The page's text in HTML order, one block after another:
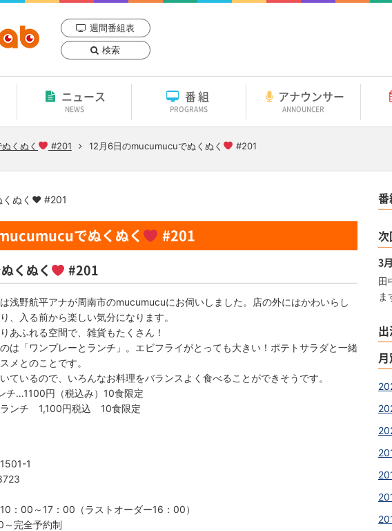
週間番組表
検索
ニュース
NEWS
番組
PROGRAMS
アナウンサー
ANNOUNCER
くぬく #201 12月6日のmucumucuでぬくぬく #201
でぬくぬく #201
くぬく #201
浅野航平アナが周南市のmucumucuにお伺いしました。店の外にはかわいらし
、入る前から楽しい気分になります。
あふれる空間で、雑貨もたくさん！
は「ワンプレーとランチ」。エビフライがとっても大きい！ポテトサラダと一緒
メとのことです。
ているので、いろんなお料理をバランスよく食べることができそうです。
チ…1100円（税込み）10食限定
ランチ 1,100円税込 10食限定
1
：00～17：00（ラストオーダー16：00）
完全予約制
次
3
田
ま